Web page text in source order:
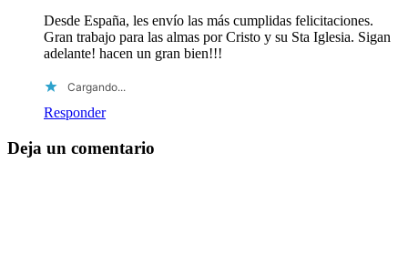
Desde España, les envío las más cumplidas felicitaciones.
Gran trabajo para las almas por Cristo y su Sta Iglesia. Sigan
adelante! hacen un gran bien!!!
Cargando...
Responder
Deja un comentario